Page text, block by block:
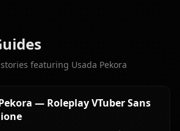
featuring Usada Pekora
— Roleplay VTuber Sans